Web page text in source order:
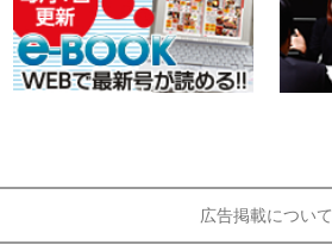
広告掲載について